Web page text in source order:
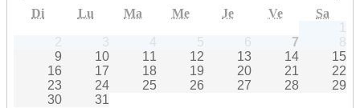
Di Lu Ma Me Je Ve
Sa
1
2
3 4 5 6 7
8
9
10 11 12 13 14
15
16
17 18 19 20 21
22
23
24 25 26 27 28
29
30
31